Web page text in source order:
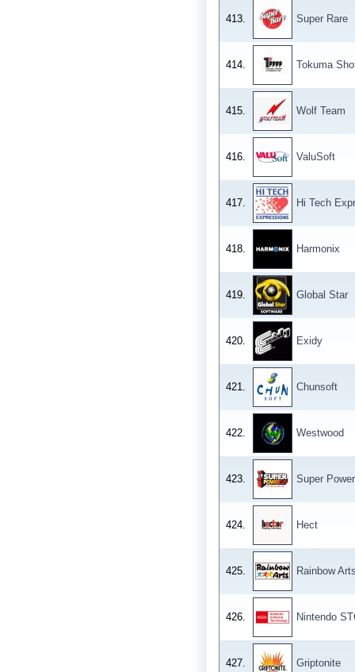
413. Super Rare
414. Tokuma
415. Wolf Team
416. ValuSoft
417. Hi Tech
418. Harmonix
419. Global Star
420. Exidy
421. Chunsoft
422. Westwood
423. Super
424. Hect
425. Rainbow
426. Nintendo
427. Griptonite